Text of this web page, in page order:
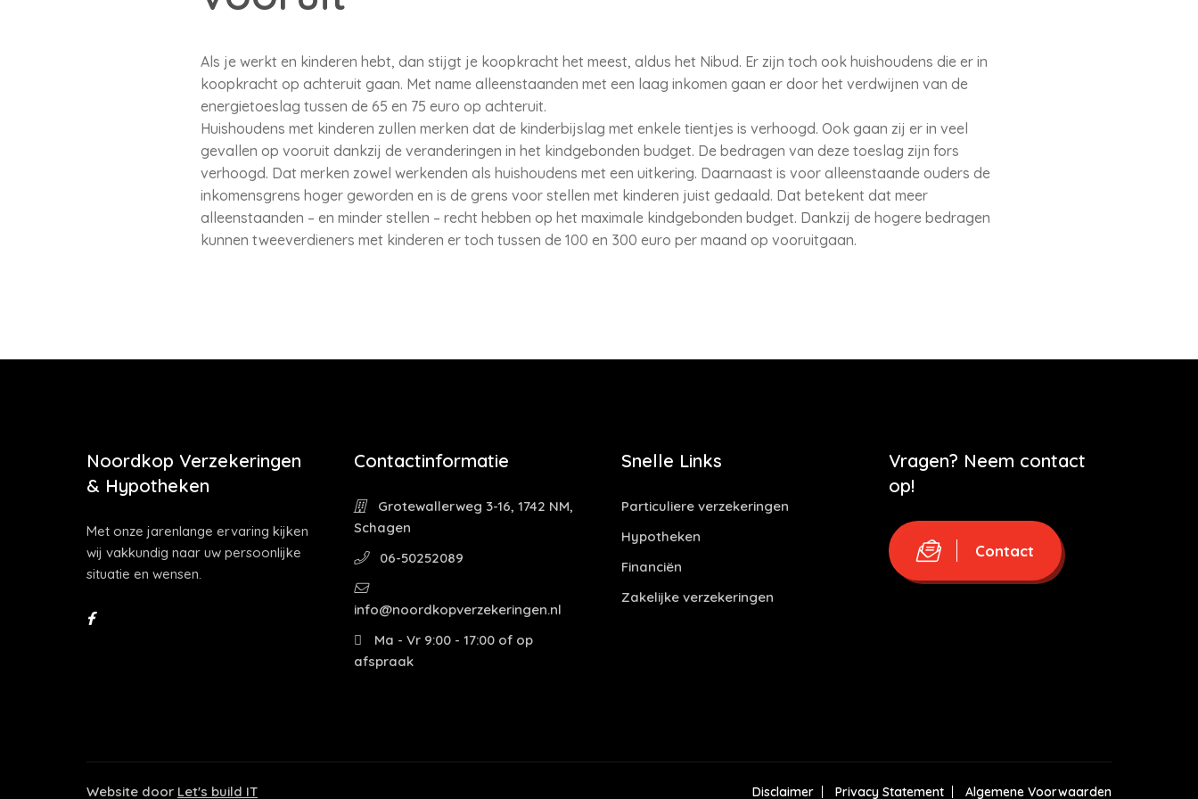
Als je werkt en kinderen hebt, dan stijgt je koopkracht het meest, aldus het Nibud. Er zijn toch ook huishoudens die er in
koopkracht op achteruit gaan. Met name alleenstaanden met een laag inkomen gaan er door het verdwijnen van de
energietoeslag tussen de 65 en 75 euro op achteruit.
Huishoudens met kinderen zullen merken dat de kinderbijslag met enkele tientjes is verhoogd. Ook gaan zij er in veel
gevallen op vooruit dankzij de veranderingen in het kindgebonden budget. De bedragen van deze toeslag zijn fors
verhoogd. Dat merken zowel werkenden als huishoudens met een uitkering. Daarnaast is voor alleenstaande ouders de
inkomensgrens hoger geworden en is de grens voor stellen met kinderen juist gedaald. Dat betekent dat meer
alleenstaanden – en minder stellen – recht hebben op het maximale kindgebonden budget. Dankzij de hogere bedragen
kunnen tweeverdieners met kinderen er toch tussen de 100 en 300 euro per maand op vooruitgaan.
Noordkop Verzekeringen
& Hypotheken
Met onze jarenlange ervaring kijken
wij vakkundig naar uw persoonlijke
situatie en wensen.
Contactinformatie
Grotewallerweg 3-16, 1742 NM,
Schagen
06-50252089
info@noordkopverzekeringen.nl
Ma - Vr 9:00 - 17:00 of op
afspraak
Snelle Links
Particuliere verzekeringen
Hypotheken
Financiën
Zakelijke verzekeringen
Vragen? Neem contact
op!
Contact
Website door Let's build IT Disclaimer Privacy Statement Algemene Voorwaarden